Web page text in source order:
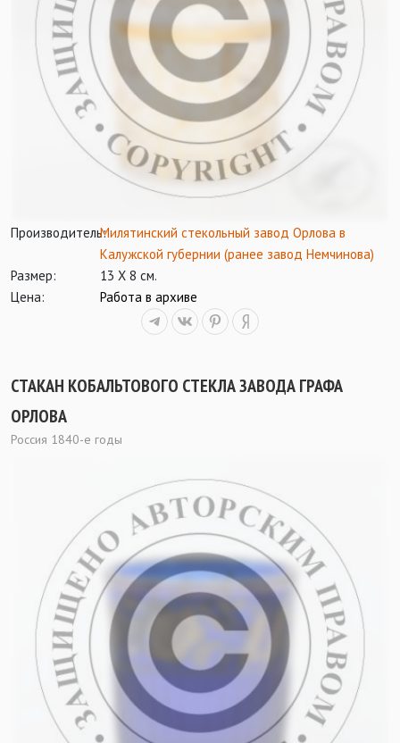
Производитель:Милятинский стекольный завод Орлова в
Калужской губернии (ранее завод Немчинова)
Размер:
13 Х 8 см.
Цена:
Работа в архиве
СТАКАН КОБАЛЬТОВОГО СТЕКЛА ЗАВОДА ГРАФА
ОРЛОВА
Россия 1840-е годы